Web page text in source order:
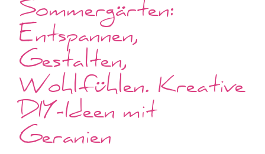
Sommergärten:
Entspannen,
Gestalten,
Wohlfühlen. Kreative
DIY-Ideen mit
Geranien